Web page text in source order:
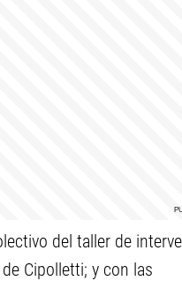
del taller de
Cipolletti; y con las